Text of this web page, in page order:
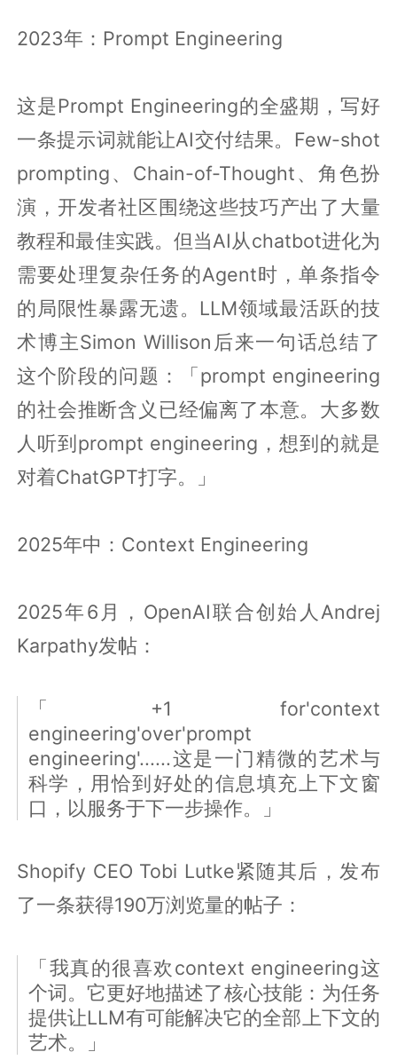
2023年：Prompt Engineering
这是Prompt Engineering的全盛期，写好
一条提示词就能让AI交付结果。Few-shot
prompting、Chain-of-Thought、角色扮
演，开发者社区围绕这些技巧产出了大量
教程和最佳实践。但当AI从chatbot进化为
需要处理复杂任务的Agent时，单条指令
的局限性暴露无遗。LLM领域最活跃的技
术博主Simon Willison后来一句话总结了
这个阶段的问题：「prompt engineering
的社会推断含义已经偏离了本意。大多数
人听到prompt engineering，想到的就是
对着ChatGPT打字。」
2025年中：Context Engineering
2025年6月，OpenAI联合创始人Andrej
Karpathy发帖：
「+1 for'context
engineering'over'prompt
engineering'......这是一门精微的艺术与
科学，用恰到好处的信息填充上下文窗
口，以服务于下一步操作。」
Shopify CEO Tobi Lutke紧随其后，发布
了一条获得190万浏览量的帖子：
「我真的很喜欢context engineering这
个词。它更好地描述了核心技能：为任务
提供让LLM有可能解决它的全部上下文的
艺术。」